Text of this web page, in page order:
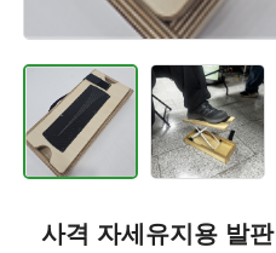
사격 자세유지용 발판